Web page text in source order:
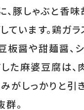
豚しゃぶと香味
ています。鶏ガ
板醤や甜麺醤、シ
た麻婆豆腐は、
がしっかりと引
。